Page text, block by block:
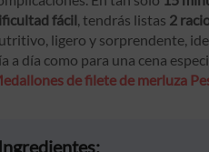
fácil, tendrás listas 2
ligero y sorprendente,
a día como para una cena
de filete de merluza
Ingredientes: